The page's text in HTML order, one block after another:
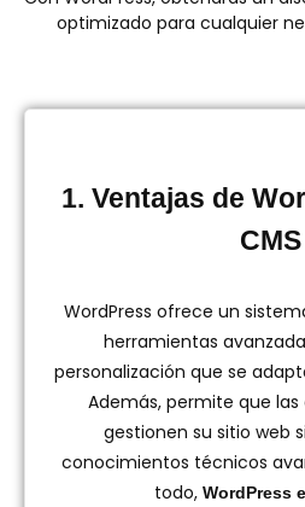
optimizado para cualquier
1. Ventajas de
CMS
WordPress ofrece un
herramientas
personalización que se
Además, permite que
gestionen su sitio web
conocimientos técnicos
todo, WordPress